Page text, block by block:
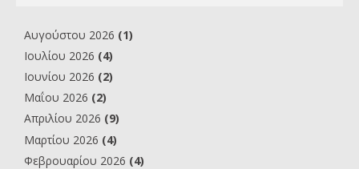
Αυγούστου 2026 (1)
Ιουλίου 2026 (4)
Ιουνίου 2026 (2)
Μαΐου 2026 (2)
Απριλίου 2026 (9)
Μαρτίου 2026 (4)
Φεβρουαρίου 2026 (4)